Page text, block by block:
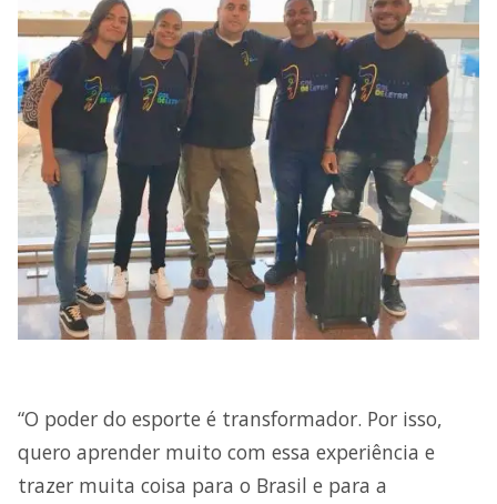
“O poder do esporte é transformador. Por isso,
quero aprender muito com essa experiência e
trazer muita coisa para o Brasil e para a